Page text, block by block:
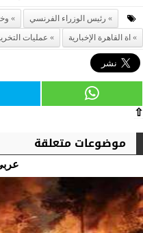
رئيس الوزراء الفرنسي
اة القاهرة الإخبارية
عمليات
⇧
موضوعات متعلقة